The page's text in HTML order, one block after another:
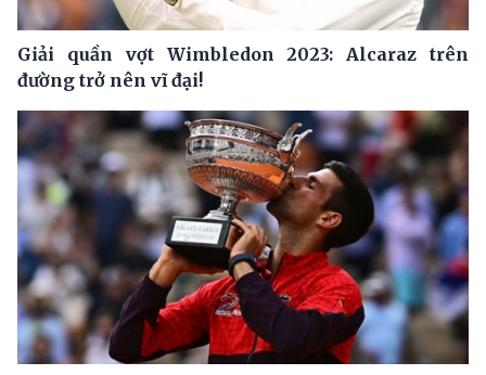
Giải quần vợt Wimbledon 2023: Alcaraz trên
đường trở nên vĩ đại!